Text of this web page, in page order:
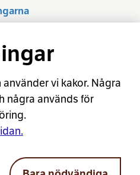
TELA rf
vi kakor. Några
några används för